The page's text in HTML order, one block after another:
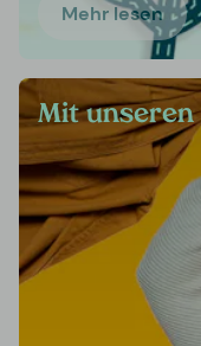
Mehr lesen
Mit unseren